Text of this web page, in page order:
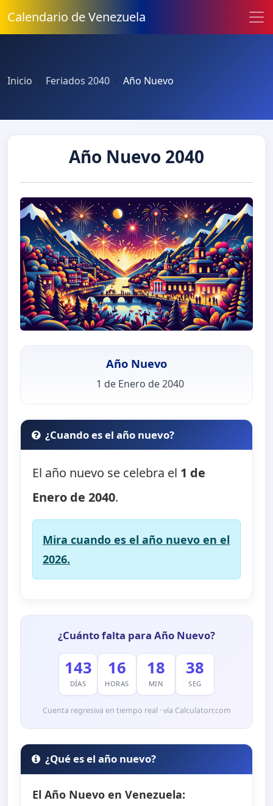
Calendario de Venezuela
Inicio Feriados 2040 Año Nuevo
Año Nuevo 2040
Año Nuevo
1 de Enero de 2040
¿Cuando es el año nuevo?
El año nuevo se celebra el 1 de
Enero de 2040.
Mira cuando es el año nuevo en el
2026.
¿Cuánto falta para Año Nuevo?
143
DÍAS
16
HORAS
18
MIN
37
SEG
Cuenta regresiva en tiempo real · vía Calculatorr.com
¿Qué es el año nuevo?
El Año Nuevo en Venezuela: